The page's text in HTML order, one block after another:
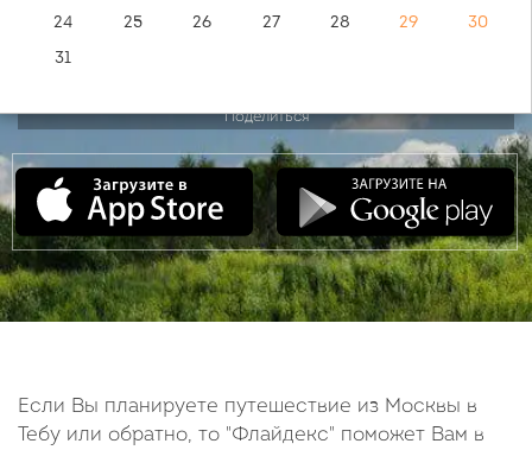
Поделиться
Если Вы планируете путешествие из Москвы в
Тебу или обратно, то "Флайдекс" поможет Вам в
24
25 26 27 28 29
30
31
Сентябрь
Пн Вт Ср Пт Сб
Вс
1
2 3 4 5
6
7
8 9 10 11 12
13
14
15 16 17 18 19
20